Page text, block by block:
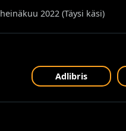
heinäkuu 2022 (Täysi käsi)
Adlibris